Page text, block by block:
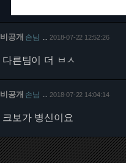
비공개 손님 2018-07-22 12:52:26
다른팀이 더 ㅂㅅ
비공개 손님 2018-07-22 14:04:14
크보가 병신이요